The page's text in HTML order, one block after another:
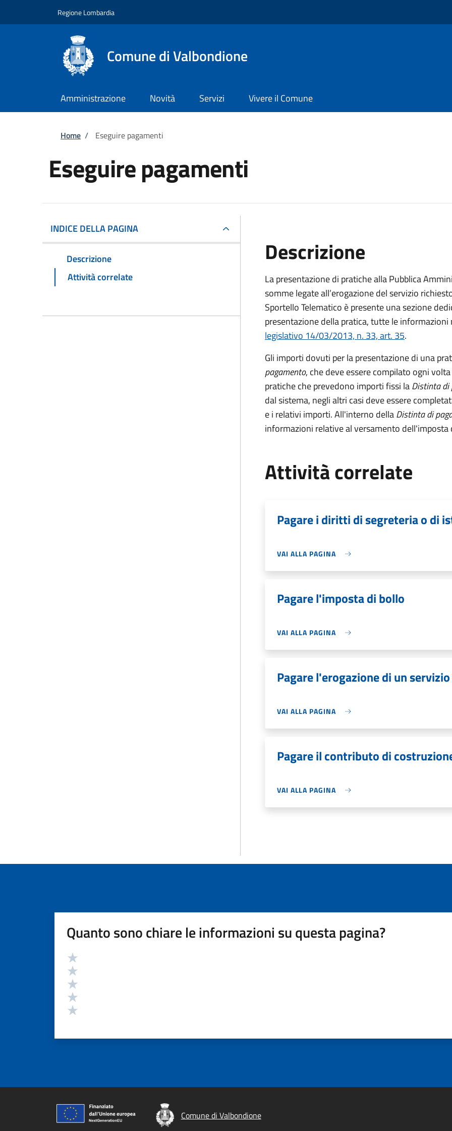
Regione Lombardia
Comune di Valbondione
Amministrazione Novità Servizi Vivere il Comune
Briciole di pane
Home / Eseguire pagamenti
Eseguire pagamenti
INDICE DELLA PAGINA
Descrizione
Attività correlate
Descrizione
La presentazione di pratiche alla Pubblica
somme legate all’erogazione del servizio
Sportello Telematico è presente una sezione
presentazione della pratica, tutte le
legislativo 14/03/2013, n. 33, art. 35.
Gli importi dovuti per la presentazione di una
pagamento, che deve essere compilato ogni
pratiche che prevedono importi fissi laDistinta di
dal sistema, negli altri casi deve essere
e i relativi importi.All'interno dellaDistinta di
informazioni relative al versamento
Attività correlate
Pagare i diritti di segreteria o di
VAI ALLA PAGINA
Pagare l'imposta di bollo
VAI ALLA PAGINA
Pagare l'erogazione di un servizio
VAI ALLA PAGINA
Pagare il contributo di
VAI ALLA PAGINA
Quanto sono chiare le informazioni su questa pagina?
Valutazione
Comune di Valbondione